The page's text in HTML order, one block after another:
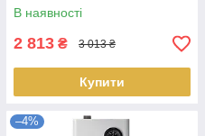
В наявності
2 813 ₴ 3 013 ₴
Купити
–4%